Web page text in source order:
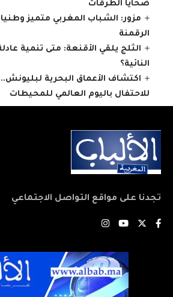
ضحايا الطرقات
مزور: الشباب المغربي متميز
الرقمنة
الثلج يلقي الأقنعة: متى تنمية
النائية؟
اكتشاف الأعماق البحرية
للاحتفال باليوم العالمي للمحيطات
تجدنا على مواقع التواصل الاجتماعي